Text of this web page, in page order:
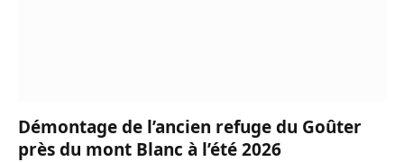
Démontage de l’ancien refuge du Goûter
près du mont Blanc à l’été 2026